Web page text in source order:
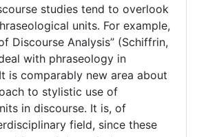
studies tend to overlook
units. For example,
Discourse Analysis” (Schiffrin,
with phraseology in
is comparably new area about
to stylistic use of
in discourse. It is, of
field, since these